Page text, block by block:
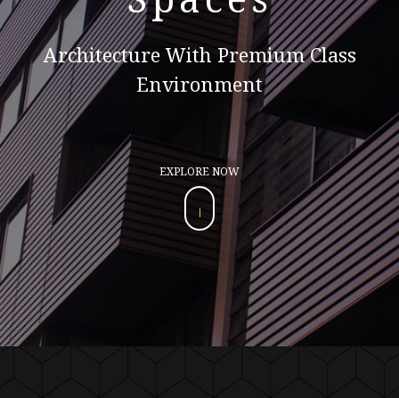
Architecture With Premium Class
Environment
EXPLORE NOW